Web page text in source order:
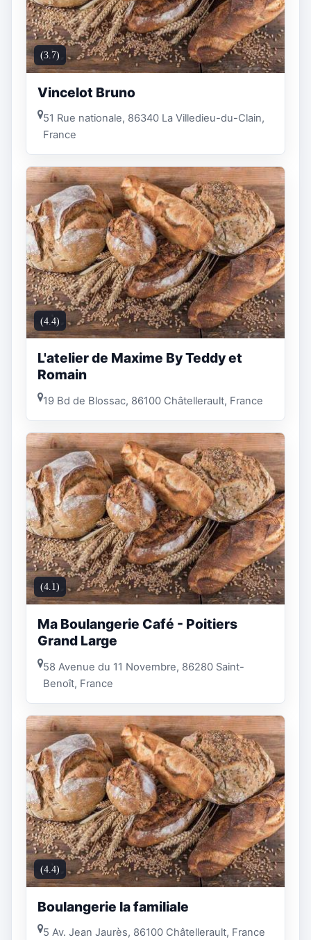
(3.7)
Vincelot Bruno
51 Rue nationale, 86340 La Villedieu-du-Clain,
France
(4.4)
L'atelier de Maxime By Teddy et
Romain
19 Bd de Blossac, 86100 Châtellerault, France
(4.1)
Ma Boulangerie Café - Poitiers
Grand Large
58 Avenue du 11 Novembre, 86280 Saint-
Benoît, France
(4.4)
Boulangerie la familiale
5 Av. Jean Jaurès, 86100 Châtellerault, France